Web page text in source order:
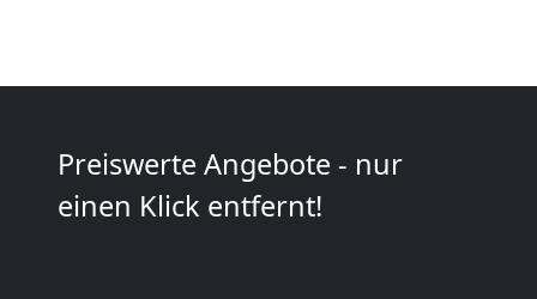
Preiswerte Angebote - nur
einen Klick entfernt!
Leonding
Umzug